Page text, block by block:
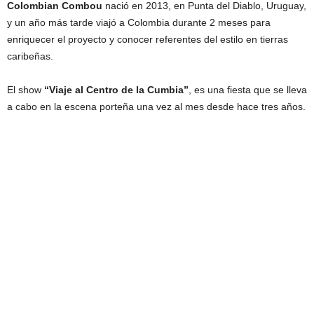
Colombian Combou nació en 2013, en Punta del Diablo, Uruguay,
y un año más tarde viajó a Colombia durante 2 meses para
enriquecer el proyecto y conocer referentes del estilo en tierras
caribeñas.
El show “Viaje al Centro de la Cumbia”, es una fiesta que se lleva
a cabo en la escena porteña una vez al mes desde hace tres años.